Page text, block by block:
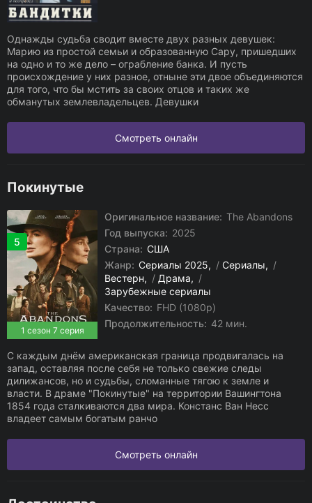
Однажды судьба сводит вместе двух разных девушек:
Марию из простой семьи и образованную Сару, пришедших
на одно и то же дело – ограбление банка. И пусть
происхождение у них разное, отныне эти двое объединяются
для того, что бы мстить за своих отцов и таких же
обманутых землевладельцев. Девушки
Смотреть онлайн
Покинутые
5
1 сезон 7 серия
Оригинальное название: The Abandons
Год выпуска: 2025
Страна: США
Жанр: Сериалы 2025 / Сериалы
/
Вестерн
/ Драма
/
Зарубежные сериалы
Качество: FHD (1080p)
Продолжительность: 42 мин.
С каждым днём американская граница продвигалась на
запад, оставляя после себя не только свежие следы
дилижансов, но и судьбы, сломанные тягою к земле и
власти. В драме "Покинутые" на территории Вашингтона
1854 года сталкиваются два мира. Констанс Ван Несс
владеет самым богатым ранчо
Смотреть онлайн